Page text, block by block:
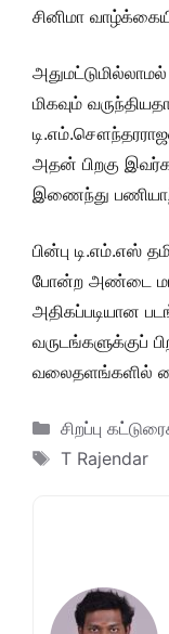
சினிமா
மிகவும்
அதன் பிறகு
இணைந்து
பின்பு டி.எம்.எஸ்
போன்ற அண்டை
அதிகப்படியான
வருடங்களுக்குப்
வலைதளங்களில்
Categories
சிறப்பு
Tags
T Rajendar